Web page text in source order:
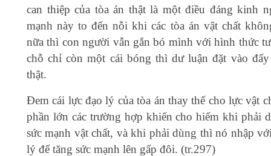
can thiệp của tòa án thật là một điều đáng kinh
mạnh này to đến nỗi khi các tòa án vật chất
nữa thì con người vẫn gắn bó mình với hình thức
chỗ chỉ còn một cái bóng thì dư luận đặt vào
thật.
Đem cái lực đạo lý của tòa án thay thế cho lực vật
phần lớn các trường hợp khiến cho hiếm khi phải
sức mạnh vật chất, và khi phải dùng thì nó nhập
lý để tăng sức mạnh lên gấp đôi. (tr.297)